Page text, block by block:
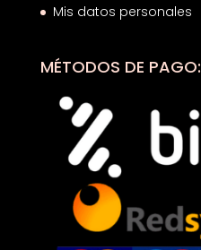
Mis datos personales
MÉTODOS DE PAGO: